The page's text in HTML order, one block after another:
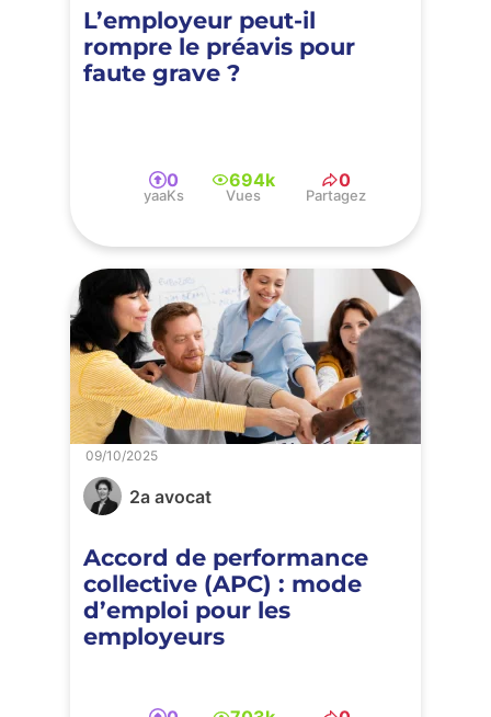
L’employeur peut-il
rompre le préavis pour
faute grave ?
0
yaaKs
694k
Vues
0
Partagez
2a avocat
Accord de performance
collective (APC) : mode
d’emploi pour les
employeurs
09/10/2025